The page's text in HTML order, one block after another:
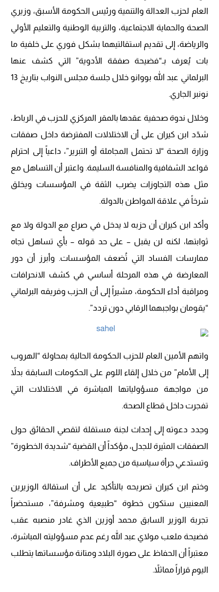
العام لحزب العدالة والتنمية ورئيس الحكومة الأسبق، وزيري
الصحة والحماية الاجتماعية، والتربية الوطنية والتعليم الأولي
والرياضة، إلى تقديم استقالتيهما بشكل فوري على خلفية ما
بات يُعرف بـ“فضيحة صفقة الأدوية” التي كشف عنها
البرلماني عبد الله بووانو خلال جلسة مجلس النواب بتاريخ 13
نونبر الجاري.
وخلال ندوة صحفية عقدها بالمقر المركزي للحزب في الرباط،
شدّد ابن كيران على أن الاختلالات المفترضة داخل صفقات
وزارة الصحة “لا تحتمل المجاملة أو التبرير”، داعياً إلى احترام
قواعد الشفافية والمنافسة السليمة. واعتبر أن التساهل مع
مثل هذه التجاوزات يضرب الثقة في المؤسسات ويخلق
شرخاً في علاقة المواطن بالدولة.
وأكد ابن كيران أن حزبه لا يدخل في صراع مع الدولة ولا مع
ثوابتها، لكنه لن يقبل – على حد قوله – بأي تساهل تجاه
ممارسات الفساد التي تُضعف المؤسسات. وأبرز أن دور
المعارضة في هذه المرحلة أساسي في كشف الانحرافات
ومراقبة أداء الحكومة، مشيراً إلى أن الحزب وفريقه البرلماني
“يقومان بواجبهما الرقابي دون تردد”.
واتهم الأمين العام للحزب الحكومة الحالية بمحاولة “الهروب
إلى الأمام” من خلال إلقاء اللوم على الحكومات السابقة بدلاً
من مواجهة مسؤولياتها المباشرة في الاختلالات التي
تفجرت داخل قطاع الصحة.
وجدد دعوته إلى إحداث لجنة مستقلة لتقصي الحقائق حول
الصفقات المثيرة للجدل، مؤكداً أن القضية “شديدة الخطورة”
وتستدعي جرأة سياسية من جميع الأطراف.
وختم ابن كيران تصريحه بالتأكيد على أن استقالة الوزيرين
المعنيين ستكون خطوة “طبيعية ومشرفة”، مستحضراً
تجربة الوزير السابق محمد أوزين الذي غادر منصبه عقب
فضيحة ملعب مولاي عبد الله رغم عدم مسؤوليته المباشرة،
معتبراً أن الحفاظ على صورة البلاد ومتانة مؤسساتها يتطلب
اليوم قراراً مماثلاً.